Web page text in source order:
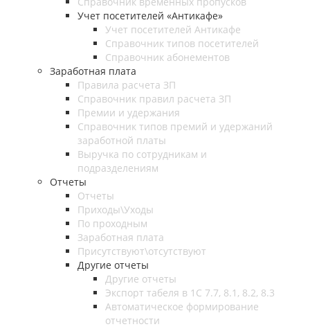
Учет посетителей «Антикафе»
Учет посетителей Антикафе
Справочник типов посетителей
Справочник абонементов
Заработная плата
Правила расчета ЗП
Справочник правил расчета ЗП
Премии и удержания
Справочник типов премий и удержаний
заработной платы
Выручка по сотрудникам и
подразделениям
Отчеты
Отчеты
Приходы\Уходы
По проходным
Заработная плата
Присутствуют\отсутствуют
Другие отчеты
Другие отчеты
Экспорт табеля в 1С 7.7, 8.1, 8.2, 8.3
Автоматическое формирование
отчетности